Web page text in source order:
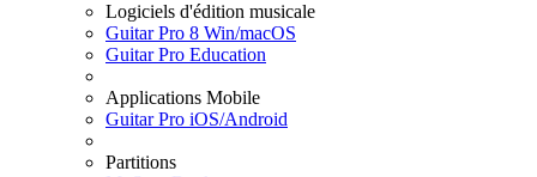
Logiciels d'édition musicale
Guitar Pro 8 Win/macOS
Guitar Pro Education
Applications Mobile
Guitar Pro iOS/Android
Partitions